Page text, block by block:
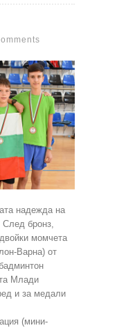
надежда на
бронз,
момчета
Варна) от
Млади
и за медали
(мини-